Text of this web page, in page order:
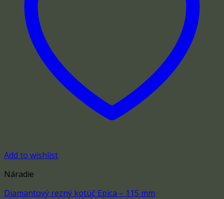
Add to wishlist
Náradie
Diamantový rezný kotúč Epica – 115 mm